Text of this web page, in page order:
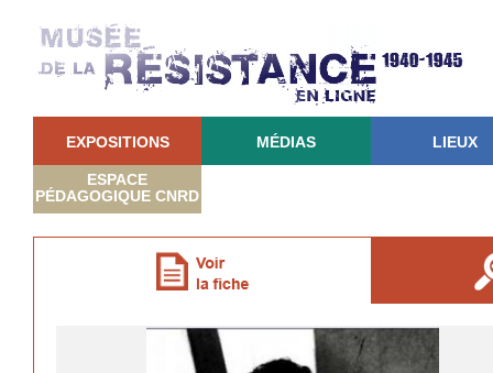
EXPOSITIONS MÉDIAS LIEUX
ESPACE
PÉDAGOGIQUE CNRD